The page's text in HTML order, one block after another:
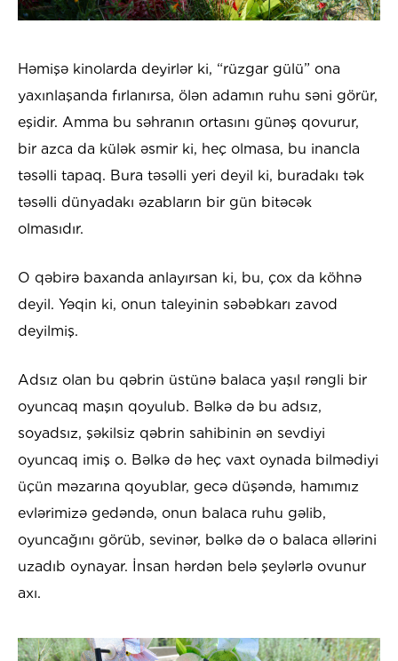
Həmişə kinolarda deyirlər ki, “rüzgar gülü” ona
yaxınlaşanda fırlanırsa, ölən adamın ruhu səni görür,
eşidir. Amma bu səhranın ortasını günəş qovurur,
bir azca da külək əsmir ki, heç olmasa, bu inancla
təsəlli tapaq. Bura təsəlli yeri deyil ki, buradakı tək
təsəlli dünyadakı əzabların bir gün bitəcək
olmasıdır.
O qəbirə baxanda anlayırsan ki, bu, çox da köhnə
deyil. Yəqin ki, onun taleyinin səbəbkarı zavod
deyilmiş.
Adsız olan bu qəbrin üstünə balaca yaşıl rəngli bir
oyuncaq maşın qoyulub. Bəlkə də bu adsız,
soyadsız, şəkilsiz qəbrin sahibinin ən sevdiyi
oyuncaq imiş o. Bəlkə də heç vaxt oynada bilmədiyi
üçün məzarına qoyublar, gecə düşəndə, hamımız
evlərimizə gedəndə, onun balaca ruhu gəlib,
oyuncağını görüb, sevinər, bəlkə də o balaca əllərini
uzadıb oynayar. İnsan hərdən belə şeylərlə ovunur
axı.